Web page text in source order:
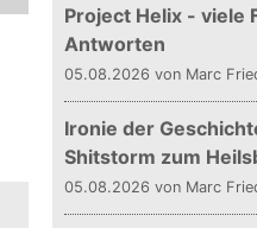
Project Helix - viele
Antworten
05.08.2026 von Marc
Ironie der
Shitstorm zum
05.08.2026 von Marc